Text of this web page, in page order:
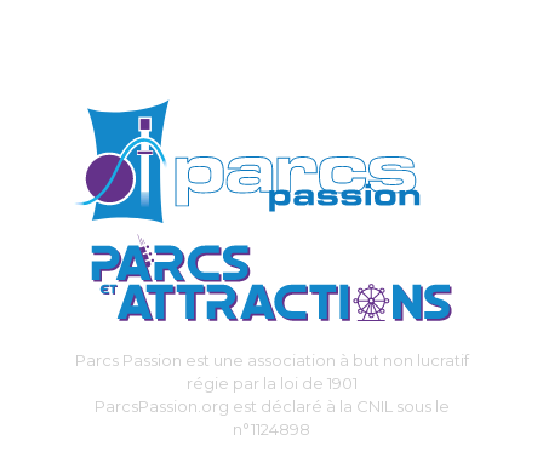
Parcs Passion est une association à but non lucratif
régie par la loi de 1901
ParcsPassion.org est déclaré à la CNIL sous le
n°1124898